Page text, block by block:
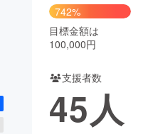
CAMPFIRE Creation
コミュニティ
742%
目標金額は
100,000円
支援者数
45人